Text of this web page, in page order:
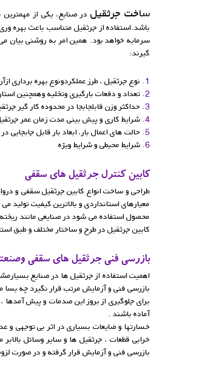
ساخت جرثقیلدر صنایع، یکی از مهمترین
باشد.استفاده از جرثقیل متناسب باعث بهره
سرمایه خواهد بود. همین امر به روشنی بیان
گیرند:
1. نوع جرثقیل ، طرز عملکردونوع بهره برداری
2. تعداد و دفعات بارگیری وتخلیه وهمچنین
3. حداکثر وزن قابلجابجا در محدوده كار گیر
4. شرایط کاری و پیش بینی مدت زمان عمر
5. حالت های اعمال بار، ابعاد بار قابل جابجایی
6. شرایط محیطی و شرایط ویژه
کابین کنترل جرثقیل های سقفی
طراحی و ساخت انواع کابین جرثقیل سقفی و
معیارهای استانداردی و بالاترین کیفیت
محصول استفاده می شود در صنایعی مانند
کابین جرثقیل در طرح و ساختار مختلف و طبق
بازرسی فنی جرثقیل های سقفی
اهمیت استفاده از جرثقیل ها در صنایع
بازرسی فنی و آزمایش مرتب قرار نگیرد چه بسا
برای جلوگیری از بروز این صدمات و پیش آمدها
آماده باشند .
خسارتها و ضایعات بسیاری در اثر بی توجهی و
خرابی قطعات ، جرثقیل ها و سایر وسائل
بازرسی فنی و آزمایش قرار گرفته و در صورت